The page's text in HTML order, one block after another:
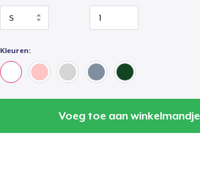
Kleuren:
Voeg toe aan winkelmandje